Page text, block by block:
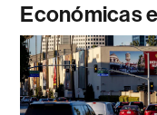
Económicas